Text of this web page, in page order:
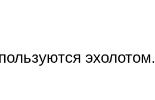
эхолотом.